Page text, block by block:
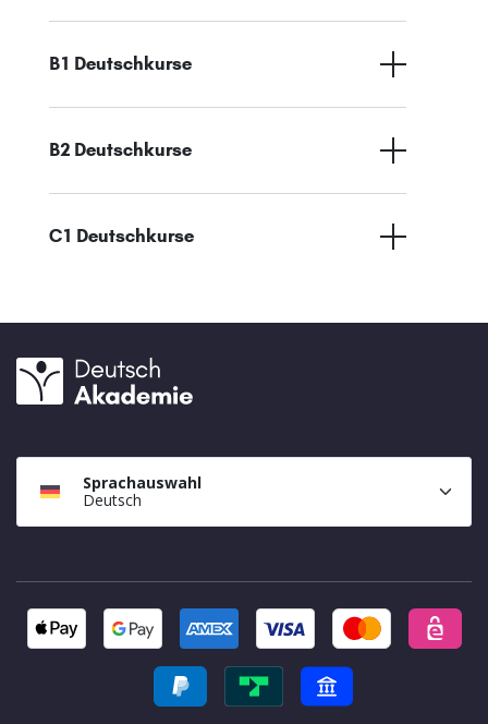
B1 Deutschkurse
B2 Deutschkurse
C1 Deutschkurse
Sprachauswahl
Deutsch